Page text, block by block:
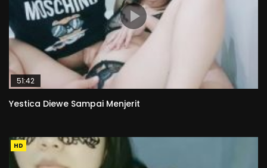
51:42
Yestica Diewe Sampai Menjerit
HD